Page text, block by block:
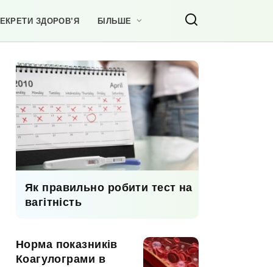
ЗДОРОВ’Я БІЛЬШЕ
Як правильно робити тест на
вагітність
Норма показників
Коагулограми в